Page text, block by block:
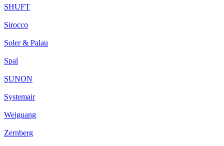
SHUFT
Sirocco
Soler & Palau
Spal
SUNON
Systemair
Weiguang
Zernberg